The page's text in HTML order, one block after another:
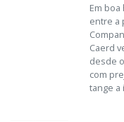
Em
entre a
Caerd
desde
com
tange a